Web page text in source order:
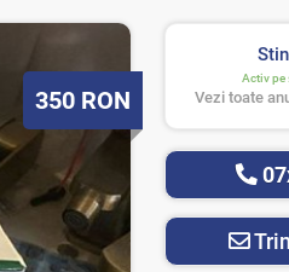
P
r
t
350 RON
Activ pe
Vezi toate